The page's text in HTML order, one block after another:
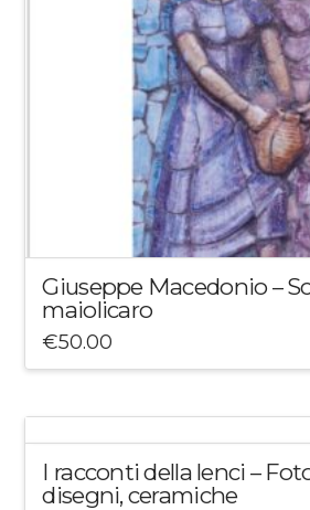
Giuseppe Macedonio –
maiolicaro
€50.00
I racconti della lenci –
disegni, ceramiche